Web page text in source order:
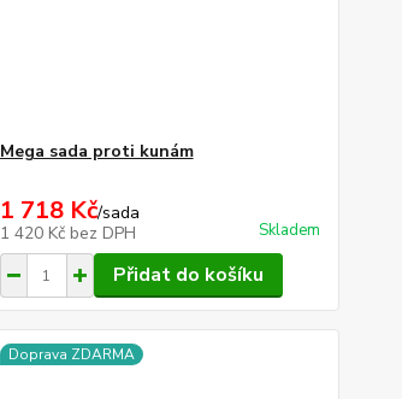
Mega sada proti kunám
1 718 Kč/sada
1 420 Kč bez DPH Skladem
Přidat do košíku
Doprava ZDARMA